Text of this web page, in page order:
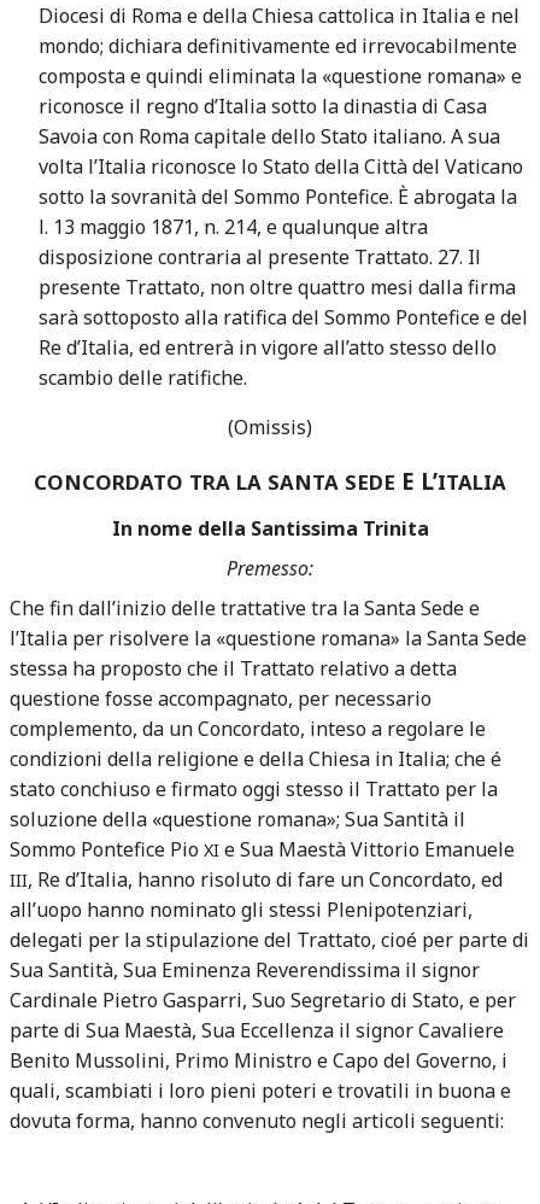
Diocesi di Roma e della Chiesa cattolica in Italia e nel
mondo; dichiara definitivamente ed irrevocabilmente
composta e quindi eliminata la «questione romana» e
riconosce il regno d’Italia sotto la dinastia di Casa
Savoia con Roma capitale dello Stato italiano. A sua
volta l’Italia riconosce lo Stato della Città del Vaticano
sotto la sovranità del Sommo Pontefice. È abrogata la
l. 13 maggio 1871, n. 214, e qualunque altra
disposizione contraria al presente Trattato. 27. Il
presente Trattato, non oltre quattro mesi dalla firma
sarà sottoposto alla ratifica del Sommo Pontefice e del
Re d’Italia, ed entrerà in vigore all’atto stesso dello
scambio delle ratifiche.
(Omissis)
CONCORDATO TRA LA SANTA SEDE E L’ITALIA
In nome della Santissima Trinita
Premesso:
Che fin dall’inizio delle trattative tra la Santa Sede e
l’Italia per risolvere la «questione romana» la Santa Sede
stessa ha proposto che il Trattato relativo a detta
questione fosse accompagnato, per necessario
complemento, da un Concordato, inteso a regolare le
condizioni della religione e della Chiesa in Italia; che é
stato conchiuso e firmato oggi stesso il Trattato per la
soluzione della «questione romana»; Sua Santità il
Sommo Pontefice Pio XI e Sua Maestà Vittorio Emanuele
III, Re d’Italia, hanno risoluto di fare un Concordato, ed
all’uopo hanno nominato gli stessi Plenipotenziari,
delegati per la stipulazione del Trattato, cioé per parte di
Sua Santità, Sua Eminenza Reverendissima il signor
Cardinale Pietro Gasparri, Suo Segretario di Stato, e per
parte di Sua Maestà, Sua Eccellenza il signor Cavaliere
Benito Mussolini, Primo Ministro e Capo del Governo, i
quali, scambiati i loro pieni poteri e trovatili in buona e
dovuta forma, hanno convenuto negli articoli seguenti: